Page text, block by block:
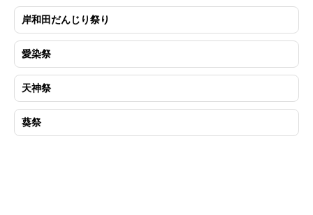
岸和田だんじり祭り
愛染祭
天神祭
葵祭